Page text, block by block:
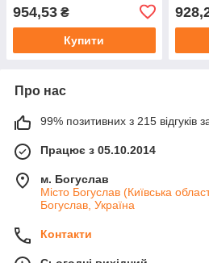
954,53 ₴
Купити
Про нас
99% позитивних з 215 відгуків
Працює з 05.10.2014
м. Богуслав
Місто Богуслав (Київська
Богуслав, Україна
Контакти